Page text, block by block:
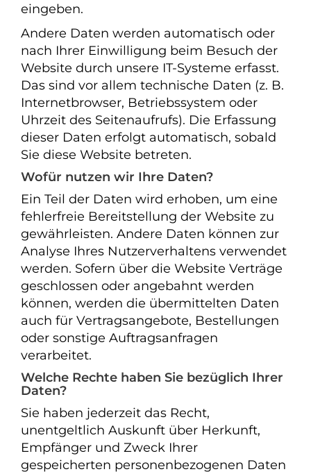
eingeben.
Andere Daten werden automatisch oder
nach Ihrer Einwilligung beim Besuch der
Website durch unsere IT-Systeme erfasst.
Das sind vor allem technische Daten (z. B.
Internetbrowser, Betriebssystem oder
Uhrzeit des Seitenaufrufs). Die Erfassung
dieser Daten erfolgt automatisch, sobald
Sie diese Website betreten.
Wofür nutzen wir Ihre Daten?
Ein Teil der Daten wird erhoben, um eine
fehlerfreie Bereitstellung der Website zu
gewährleisten. Andere Daten können zur
Analyse Ihres Nutzerverhaltens verwendet
werden. Sofern über die Website Verträge
geschlossen oder angebahnt werden
können, werden die übermittelten Daten
auch für Vertragsangebote, Bestellungen
oder sonstige Auftragsanfragen
verarbeitet.
Welche Rechte haben Sie bezüglich Ihrer
Daten?
Sie haben jederzeit das Recht,
unentgeltlich Auskunft über Herkunft,
Empfänger und Zweck Ihrer
gespeicherten personenbezogenen Daten